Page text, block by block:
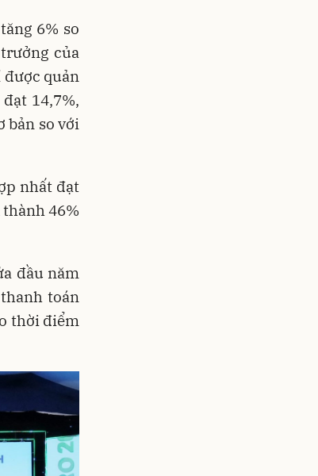
6% so
của
quản
14,7%,
bản so với
nhất đạt
46%
đầu năm
toán
thời điểm